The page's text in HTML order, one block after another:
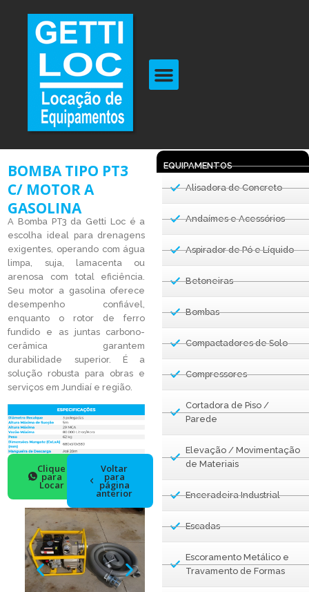
EQUIPAMENTOS
Alisadora de Concreto
Andaímes e Acessórios
Aspirador de Pó e Líquido
Betoneiras
Bombas
Compactadores de Solo
Compressores
Cortadora de Piso /
Parede
Elevação / Movimentação
de Materiais
Enceradeira Industrial
Escadas
Escoramento Metálico e
Travamento de Formas
BOMBA TIPO PT3
C/ MOTOR A
GASOLINA
A Bomba PT3 da Getti Loc é a
escolha ideal para drenagens
exigentes, operando com água
limpa, suja, lamacenta ou
arenosa com total eficiência.
Seu motor a gasolina oferece
desempenho confiável,
enquanto o rotor de ferro
fundido e as juntas carbono-
cerâmica garantem
durabilidade superior. É a
solução robusta para obras e
serviços em Jundiaí e região.
Clique
para
Locar
Voltar
para
página
anterior